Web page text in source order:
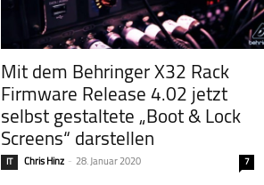
Mit dem Behringer X32 Rack
Firmware Release 4.02 jetzt
selbst gestaltete „Boot & Lock
Screens“ darstellen
IT Chris Hinz - 28. Januar 2020 7